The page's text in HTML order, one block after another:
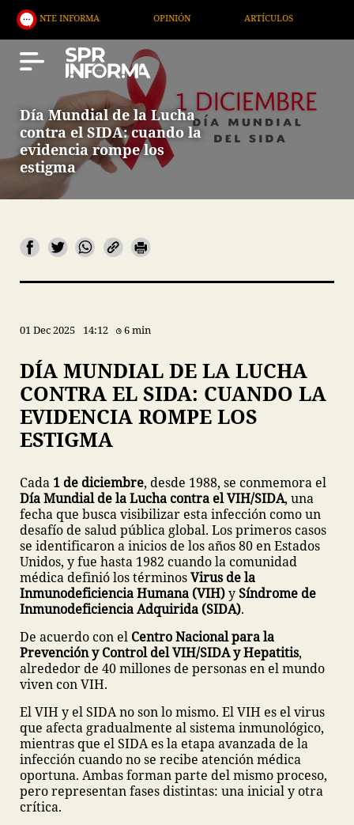
INFORMA ARTÍCULOS
Día Mundial de la Lucha
contra el SIDA: cuando la
evidencia rompe los
estigma
01 Dec 2025 14:12 6 min
DÍA MUNDIAL DE LA LUCHA
CONTRA EL SIDA: CUANDO LA
EVIDENCIA ROMPE LOS
ESTIGMA
Cada 1 de diciembre, desde 1988, se conmemora el
Día Mundial de la Lucha contra el VIH/SIDA, una
fecha que busca visibilizar esta infección como un
desafío de salud pública global. Los primeros casos
se identificaron a inicios de los años 80 en Estados
Unidos, y fue hasta 1982 cuando la comunidad
médica definió los términosVirus de la
Inmunodeficiencia Humana (VIH)ySíndrome de
Inmunodeficiencia Adquirida (SIDA).
De acuerdo con el Centro Nacional para la
Prevención y Control del VIH/SIDA y Hepatitis,
alrededor de 40 millones de personas en el mundo
viven con VIH.
El VIH y el SIDA no son lo mismo. El VIH es el virus
que afecta gradualmente al sistema inmunológico,
mientras que el SIDA es la etapa avanzada de la
infección cuando no se recibe atención médica
oportuna. Ambas forman parte del mismo proceso,
pero representan fases distintas: una inicial y otra
crítica.